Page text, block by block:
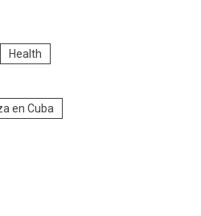
Health
en Cuba